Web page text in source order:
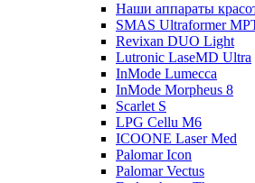
Наши аппараты
SMAS Ultraformer
Revixan DUO Light
Lutronic LaseMD Ultra
InMode Lumecca
InMode Morpheus 8
Scarlet S
LPG Cellu M6
ICOONE Laser Med
Palomar Icon
Palomar Vectus